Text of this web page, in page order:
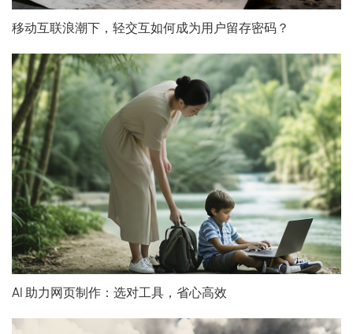
移动互联浪潮下，轻交互如何成为用户留存密码？
AI 助力网页制作：选对工具，省心高效